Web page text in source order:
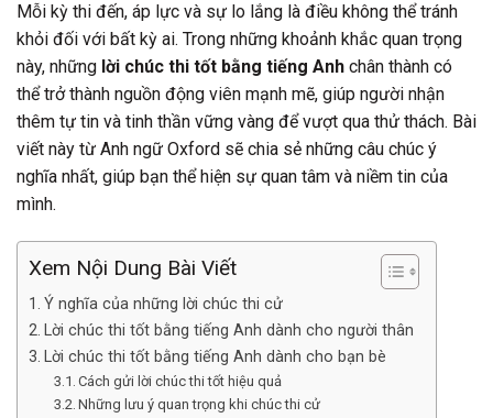
Mỗi kỳ thi đến, áp lực và sự lo lắng là điều không thể tránh
khỏi đối với bất kỳ ai. Trong những khoảnh khắc quan trọng
này, những lời chúc thi tốt bằng tiếng Anh chân thành có
thể trở thành nguồn động viên mạnh mẽ, giúp người nhận
thêm tự tin và tinh thần vững vàng để vượt qua thử thách. Bài
viết này từ Anh ngữ Oxford sẽ chia sẻ những câu chúc ý
nghĩa nhất, giúp bạn thể hiện sự quan tâm và niềm tin của
mình.
Xem Nội Dung Bài Viết
Ý nghĩa của những lời chúc thi cử
Lời chúc thi tốt bằng tiếng Anh dành cho người thân
Lời chúc thi tốt bằng tiếng Anh dành cho bạn bè
Cách gửi lời chúc thi tốt hiệu quả
Những lưu ý quan trọng khi chúc thi cử